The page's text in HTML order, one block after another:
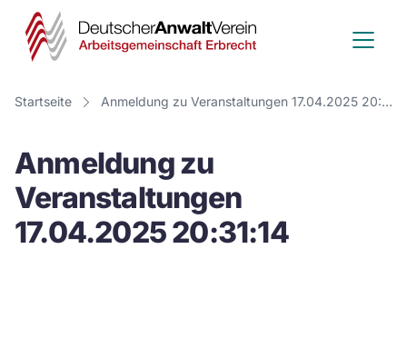
Deutscher
Anwalt
Verein
Startseite Anmeldung zu Veranstaltungen 17.04.2025 20:31:14
Anmeldung zu
Veranstaltungen
17.04.2025 20:31:14